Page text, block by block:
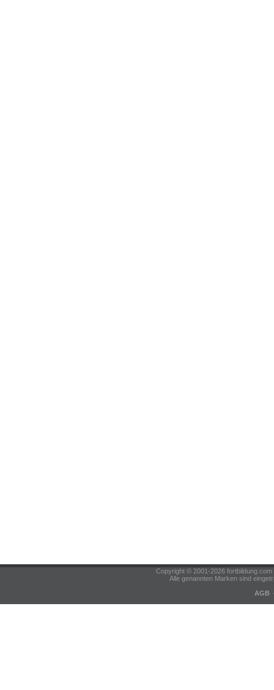
Copyright © 2001-2026
Alle genannten Marken sind
AGB